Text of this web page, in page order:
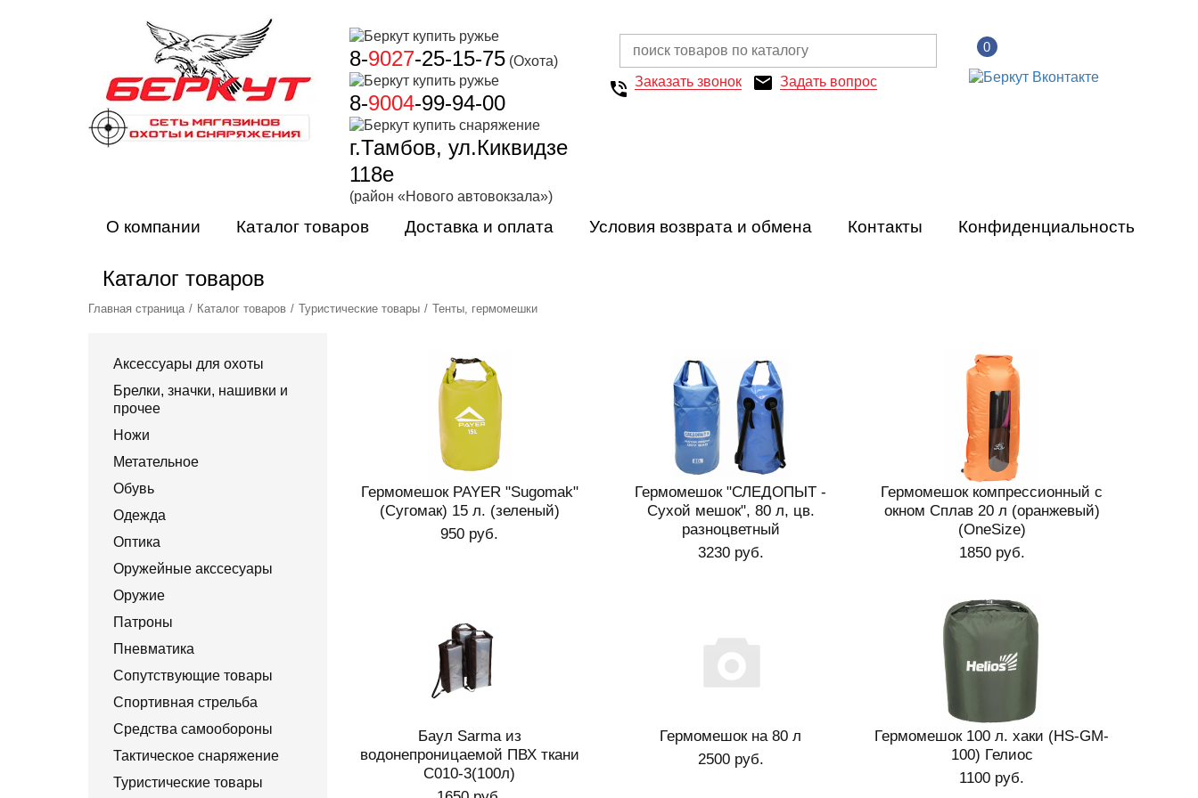
8-9027-25-15-75 (Охота)
8-9004-99-94-00
г.Тамбов, ул.Киквидзе
118е
(район «Нового автовокзала»)
Заказать звонок Задать вопрос
0
О компании Каталог товаров Доставка и оплата Условия возврата и обмена Контакты Конфиденциальность
Каталог товаров
Главная страница Каталог товаров Туристические товары Тенты, гермомешки
Аксессуары для охоты
Брелки, значки, нашивки и
прочее
Ножи
Метательное
Обувь
Одежда
Оптика
Оружейные акссесуары
Оружие
Патроны
Пневматика
Сопутствующие товары
Спортивная стрельба
Средства самообороны
Тактическое снаряжение
Туристические товары
Гермомешок PAYER "Sugomak"
(Сугомак) 15 л. (зеленый)
950 руб.
Гермомешок "СЛЕДОПЫТ -
Сухой мешок", 80 л, цв.
разноцветный
3230 руб.
Гермомешок компрессионный с
окном Сплав 20 л (оранжевый)
(OneSize)
1850 руб.
Баул Sarma из
водонепроницаемой ПВХ ткани
С010-3(100л)
Гермомешок на 80 л
2500 руб.
Гермомешок 100 л. хаки (HS-GM-
100) Гелиос
1100 руб.